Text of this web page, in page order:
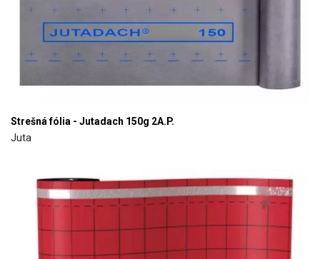
Strešná fólia - Jutadach 150g 2A.P.
Juta